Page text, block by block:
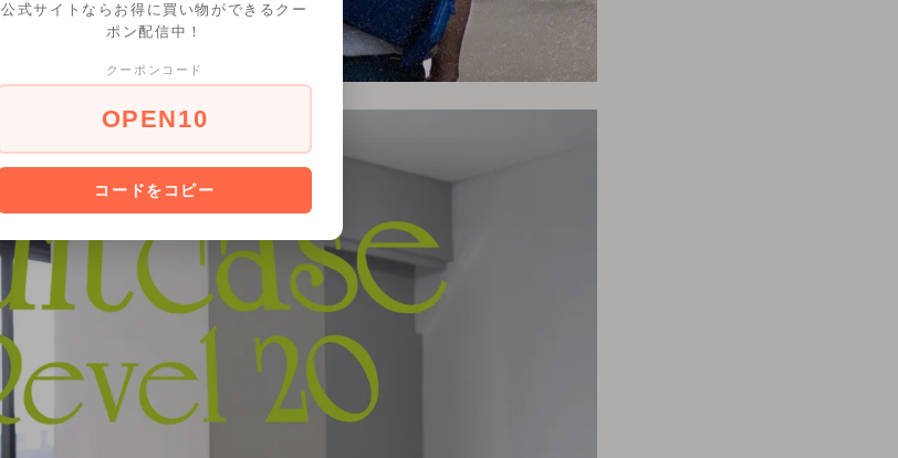
公式サイトならお得に買い物ができるクー
ポン配信中！
クーポンコード
OPEN10
コードをコピー